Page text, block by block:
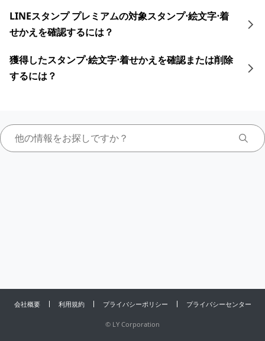
LINEスタンプ プレミアムの対象スタンプ⋅絵文字⋅着
せかえを確認するには？
獲得したスタンプ⋅絵文字⋅着せかえを確認または削除
するには？
会社概要 利用規約 プライバシーポリシー プライバシーセンター
© LY Corporation